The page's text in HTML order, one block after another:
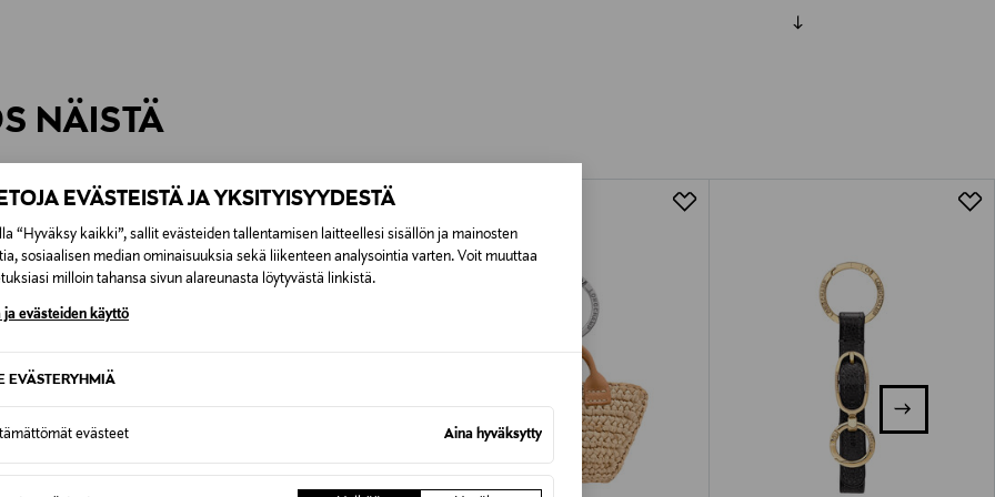
EVÄSTEISTÄ JA YKSITYISYYDESTÄ
“Hyväksy kaikki”, sallit evästeiden tallentamisen laitteellesi sisällön ja mainosten
sosiaalisen median ominaisuuksia sekä liikenteen analysointia varten. Voit muuttaa
milloin tahansa sivun alareunasta löytyvästä linkistä.
ja evästeiden käyttö
EVÄSTERYHMIÄ
evästeet Aina hyväksytty
Alk. 6,90 €, kun toimitus on saatavilla valittuun osoitteeseen.
NÄISTÄ